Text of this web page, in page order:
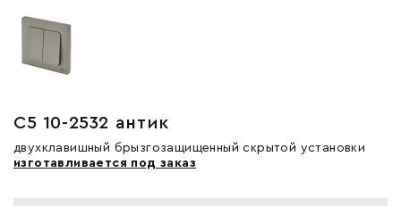
С5 10-2532 антик
двухклавишный брызгозащищенный скрытой установки
изготавливается под заказ